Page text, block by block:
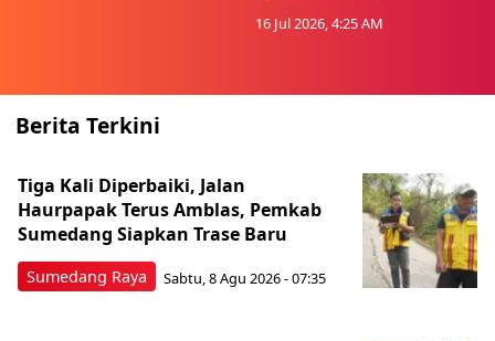
16 Jul 2026, 4:25 AM
Berita Terkini
Sumedang Raya
Tiga Kali Diperbaiki, Jalan
Haurpapak Terus Amblas, Pemkab
Sumedang Siapkan Trase Baru
Sabtu, 8 Agu 2026 - 07:35